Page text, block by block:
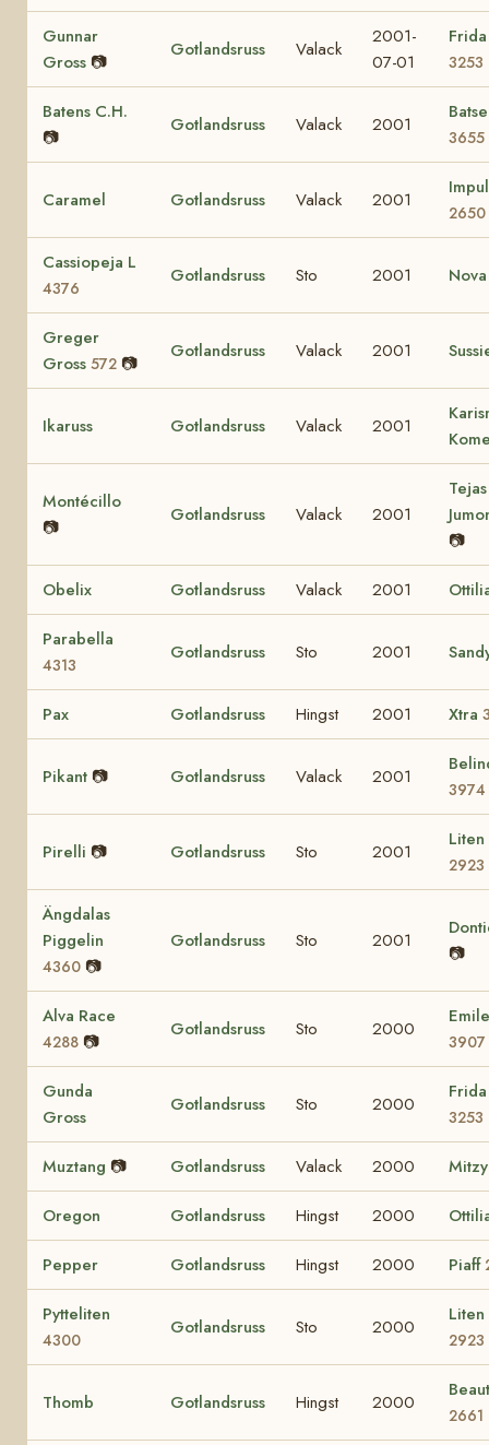
Gunnar
Gross 📷
Gotlandsruss Valack
2001-
07-01
3253
Batens C.H.
📷
Gotlandsruss Valack 2001
3655
Caramel Gotlandsruss Valack 2001
2650
Cassiopeja L
4376
Gotlandsruss Sto 2001
Greger
Gross 572 📷
Gotlandsruss Valack 2001
Ikaruss Gotlandsruss Valack 2001
Montécillo
📷
Gotlandsruss Valack 2001
Tejas
📷
Obelix Gotlandsruss Valack 2001
Parabella
4313
Gotlandsruss Sto 2001
Pax Gotlandsruss Hingst 2001 Xtra
Pikant 📷 Gotlandsruss Valack 2001
3974
Pirelli 📷 Gotlandsruss Sto 2001
2923
Ängdalas
Piggelin
4360 📷
Gotlandsruss Sto 2001
📷
Alva Race
4288 📷
Gotlandsruss Sto 2000
3907
Gunda
Gross
Gotlandsruss Sto 2000
3253
Muztang 📷 Gotlandsruss Valack 2000
Oregon Gotlandsruss Hingst 2000
Pepper Gotlandsruss Hingst 2000 Piaff
Pytteliten
4300
Gotlandsruss Sto 2000
2923
Thomb Gotlandsruss Hingst 2000
2661